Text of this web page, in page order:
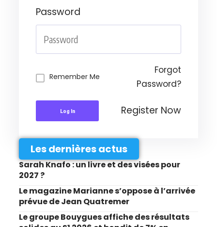
Password
Remember Me
Forgot
Password?
Log In Register Now
Les dernières actus
Sarah Knafo : un livre et des visées pour
2027 ?
Le magazine Marianne s’oppose à l’arrivée
prévue de Jean Quatremer
Le groupe Bouygues affiche des résultats